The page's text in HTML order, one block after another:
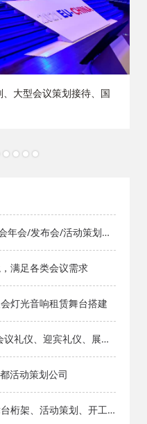
大型会议策划接待、国
年会/发布会/活动策划执
满足各类会议需求
灯光音响租赁舞台搭建
礼仪、迎宾礼仪、展示
活动策划公司
桁架、活动策划、开工